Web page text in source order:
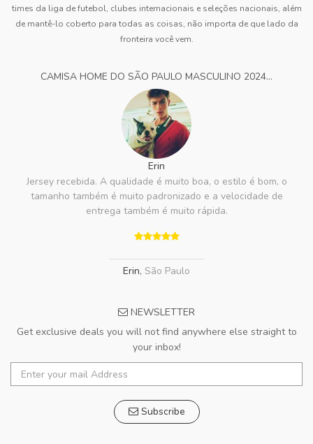
times da liga de futebol, clubes internacionais e seleções nacionais, além
de mantê-lo coberto para todas as coisas, não importa de que lado da
fronteira você vem.
CAMISA HOME DO SÃO PAULO MASCULINO 2024...
Erin
Jersey recebida. A qualidade é muito boa, o estilo é bom, o
tamanho também é muito padronizado e a velocidade de
entrega também é muito rápida.
Erin, São Paulo
NEWSLETTER
Get exclusive deals you will not find anywhere else straight to
your inbox!
Subscribe